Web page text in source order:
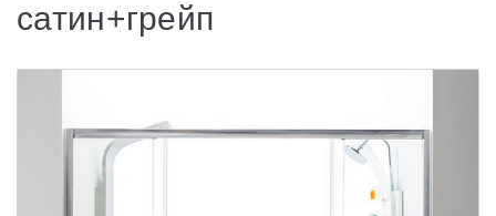
Унитазы и биде
Душевые уголки
сатин+грейп